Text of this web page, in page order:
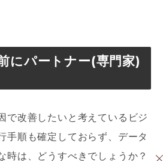
にパートナー(専門家)
で改善したいと考えているビジ
手順も確定しておらず、データ
時は、どうすべきでしょうか？